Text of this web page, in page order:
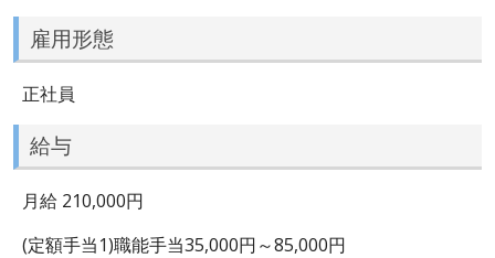
雇用形態
正社員
給与
月給 210,000円
(定額手当1)職能手当35,000円～85,000円